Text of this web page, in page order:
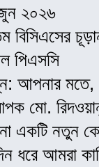
২০২৬
বিসিএসের
পিএসসি
আপনার মতে,
মো.
একটি নতুন
ধরে আমরা